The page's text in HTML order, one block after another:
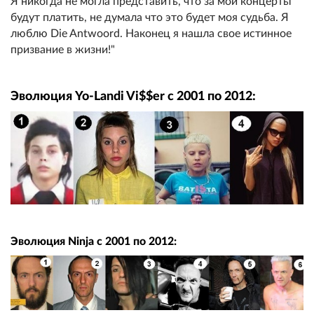
будут платить, не думала что это будет моя судьба. Я
люблю Die Antwoord. Наконец я нашла свое истинное
призвание в жизни!"
Эволюция Yo-Landi Vi$$er с 2001 по 2012:
Эволюция Ninja с 2001 по 2012: